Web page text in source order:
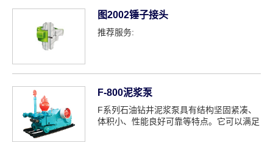
图2002锤子接头
推荐服务:
F-800泥浆泵
F系列石油钻井泥浆泵具有结构坚固紧凑、
体积小、性能良好可靠等特点。它可以满足